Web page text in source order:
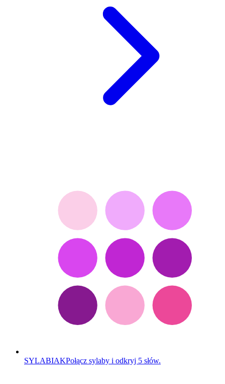
SYLABIAKPołącz sylaby i odkryj 5 słów.